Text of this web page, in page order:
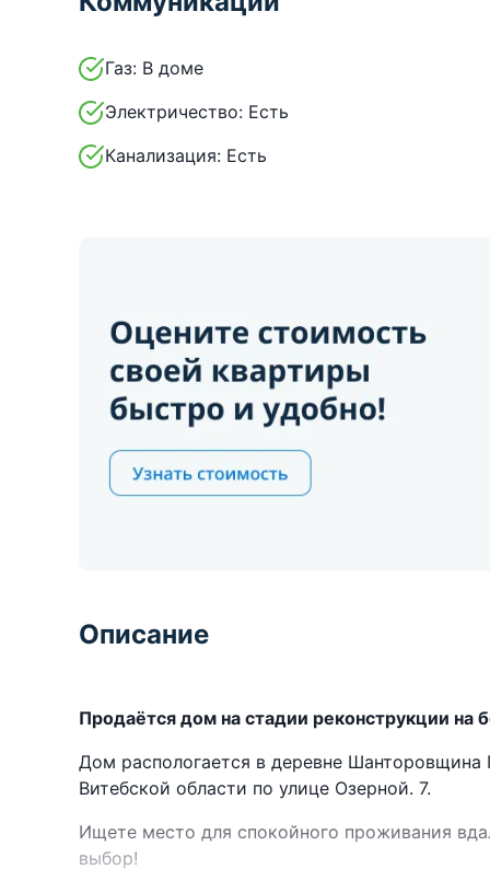
Газ: В доме
Электричество: Есть
Канализация: Есть
Описание
Продаётся дом на стадии реконструкции на
Дом распологается в деревне
Витебской области по улице Озерной. 7.
Ищете место для спокойного проживания
выбор!